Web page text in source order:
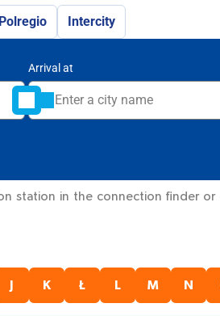
Polregio Intercity
Arrival at
station in the connection finder
K Ł L M N